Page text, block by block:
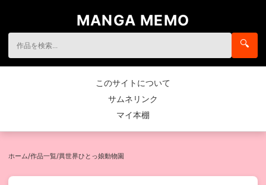
MANGA MEMO
🔍
このサイトについて
サムネリンク
マイ本棚
ホーム/作品一覧/異世界ひとっ娘動物園